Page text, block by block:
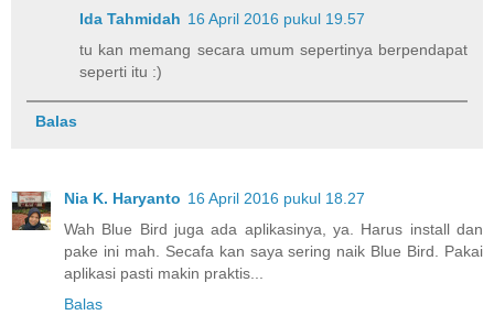
Ida Tahmidah 16 April 2016 pukul 19.57
tu kan memang secara umum sepertinya berpendapat
seperti itu :)
Balas
Nia K. Haryanto 16 April 2016 pukul 18.27
Wah Blue Bird juga ada aplikasinya, ya. Harus install dan
pake ini mah. Secafa kan saya sering naik Blue Bird. Pakai
aplikasi pasti makin praktis...
Balas